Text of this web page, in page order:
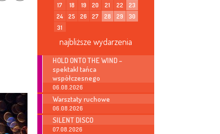
17
18 19 20 21 22
23
24
25 26 27 28 29
30
31
najbliższe wydarzenia
HOLD ONTO THE WIND –
spektakl tańca
współczesnego
06.08.2026
Warsztaty ruchowe
06.08.2026
SILENT DISCO
07.08.2026